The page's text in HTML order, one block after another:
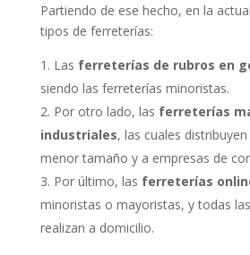
Partiendo de ese hecho, en la
tipos de ferreterías:
Las ferreterías de rubros en
siendo las ferreterías minoristas.
Por otro lado, las ferreterías
industriales, las cuales
menor tamaño y a empresas de
Por último, las ferreterías
minoristas o mayoristas, y todas
realizan a domicilio.